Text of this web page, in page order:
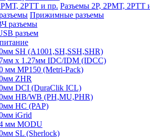
Разъемы 2Р, 2РМТ, 2РТТ
Прижимные разъемы
разъемы
разъем
SH (A1001,SH,SSH,SHR)
x 1.27мм IDC/IDM (IDCC)
мм MP150 (Metri-Pack)
ZHR
DCI (DuraClik ICL)
HB/WB (PH,MU,PHR)
HC (PAP)
iGrid
мм MODU
SL (Sherlock)